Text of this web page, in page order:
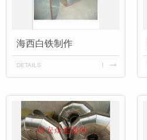
海西白铁制作
DETAILS